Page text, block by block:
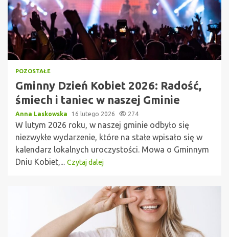
POZOSTAŁE
Gminny Dzień Kobiet 2026: Radość,
śmiech i taniec w naszej Gminie
Anna Laskowska 16 lutego 2026 274
W lutym 2026 roku, w naszej gminie odbyło się
niezwykłe wydarzenie, które na stałe wpisało się w
kalendarz lokalnych uroczystości. Mowa o Gminnym
Dniu Kobiet,... Czytaj dalej